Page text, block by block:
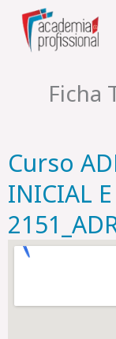
content
Ficha
Curso
INICIAL